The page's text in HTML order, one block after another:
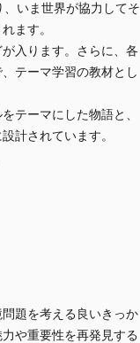
いま世界が協力してそ
ます。
入ります。さらに、各
テーマ学習の教材とし
テーマにした物語と、
計されています。
題を考える良いきっか
や重要性を再発見する